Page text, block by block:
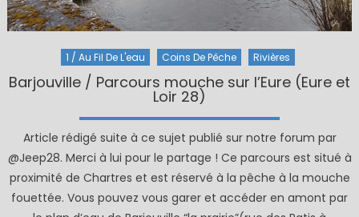
1 / Au Fil De L'eau Coins De Pêche Rivières
Barjouville / Parcours mouche sur l’Eure (Eure et
Loir 28)
Article rédigé suite à ce sujet publié sur notre forum par
@Jeep28. Merci à lui pour le partage ! Ce parcours est situé à
proximité de Chartres et est réservé à la pêche à la mouche
fouettée. Vous pouvez vous garer et accéder en amont par